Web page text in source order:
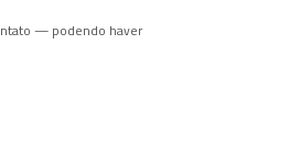
— podendo haver